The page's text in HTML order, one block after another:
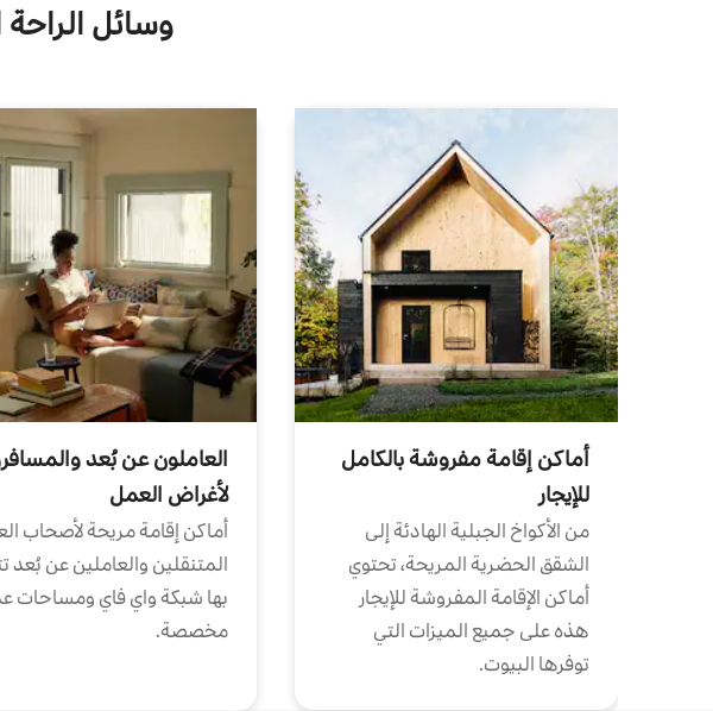
وسائل الراحة
أماكن إقامة مفروشة بالكامل
للإيجار
من الأكواخ الجبلية الهادئة إلى
الشقق الحضرية المريحة، تحتوي
أماكن الإقامة المفروشة للإيجار
هذه على جميع الميزات التي
توفرها البيوت.
العاملون عن بُعد
لأغراض العمل
أماكن إقامة مريحة لأصحاب
المتنقلين والعاملين عن بُعد
بها شبكة واي فاي ومساحات
مخصصة.